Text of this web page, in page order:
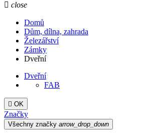
 close
Domů
Dům, dílna, zahrada
Železářství
Zámky
Dveřní
Dveřní
FAB
 OK
Značky
Všechny značky arrow_drop_down